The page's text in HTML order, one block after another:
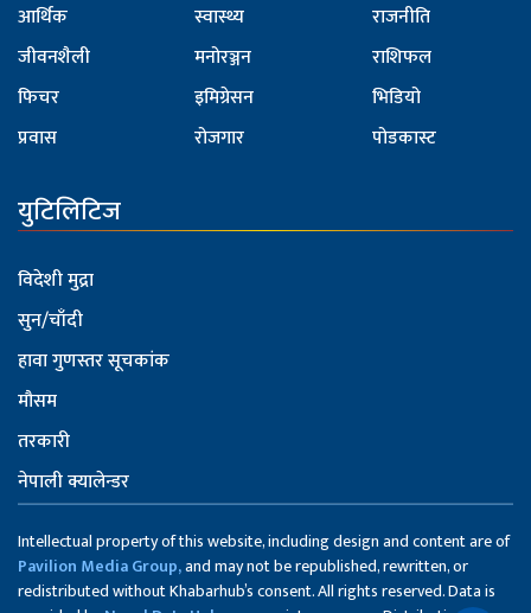
आर्थिक
जीवनशैली
फिचर
प्रवास
स्वास्थ्य
मनोरञ्जन
इमिग्रेसन
रोजगार
राजनीति
राशिफल
भिडियो
पोडकास्ट
युटिलिटिज
विदेशी मुद्रा
सुन/चाँदी
हावा गुणस्तर सूचकांक
मौसम
तरकारी
नेपाली क्यालेन्डर
Intellectual property of this website, including design and content are of
Pavilion Media Group,and may not be republished, rewritten, or
redistributed without Khabarhub’s consent. All rights reserved. Data is